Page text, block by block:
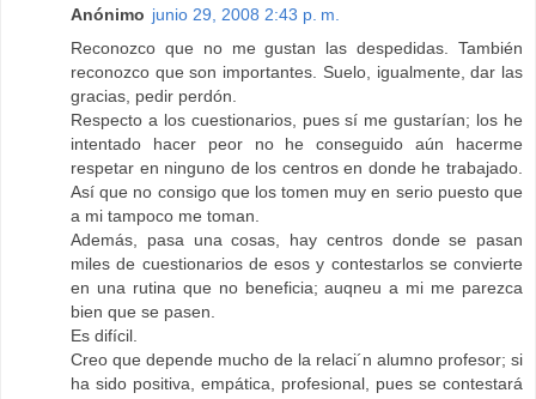
Anónimo junio 29, 2008 2:43 p. m.
Reconozco que no me gustan las despedidas. También
reconozco que son importantes. Suelo, igualmente, dar las
gracias, pedir perdón.
Respecto a los cuestionarios, pues sí me gustarían; los he
intentado hacer peor no he conseguido aún hacerme
respetar en ninguno de los centros en donde he trabajado.
Así que no consigo que los tomen muy en serio puesto que
a mi tampoco me toman.
Además, pasa una cosas, hay centros donde se pasan
miles de cuestionarios de esos y contestarlos se convierte
en una rutina que no beneficia; auqneu a mi me parezca
bien que se pasen.
Es difícil.
Creo que depende mucho de la relaci´n alumno profesor; si
ha sido positiva, empática, profesional, pues se contestará